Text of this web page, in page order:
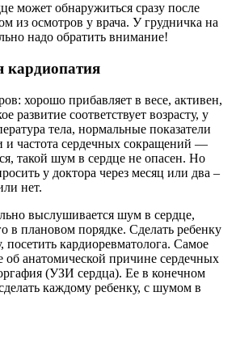
может обнаружиться сразу после
из осмотров у врача. У грудничка на
надо обратить внимание!
кардиопатия
хорошо прибавляет в весе, активен,
развитие соответствует возрасту, у
тела, нормальные показатели
и частота сердечных сокращений —
такой шум в сердце не опасен. Но
у доктора через месяц или два –
нет.
выслушивается шум в сердце,
в плановом порядке. Сделать ребенку
посетить кардиоревматолога. Самое
об анатомической причине сердечных
(УЗИ сердца). Ее в конечном
каждому ребенку, с шумом в